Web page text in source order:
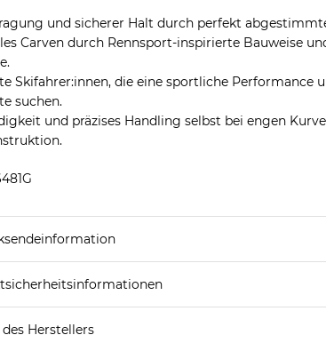
und sicherer Halt durch perfekt
Carven durch Rennsport-inspirierte Bauweise
Skifahrer:innen, die eine sportliche Performance
suchen.
und präzises Handling selbst bei engen
Herstellers